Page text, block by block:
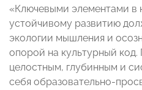
«Ключевыми элементами в
устойчивому развитию
экологии мышления и
опорой на культурный
целостным, глубинным и
себя образовательно-